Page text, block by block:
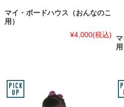
マイ・ボードハウス（おんなのこ
用）
¥4,000(税込)
用